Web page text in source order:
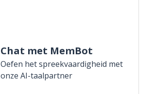
Chat met MemBot
Oefen het spreekvaardigheid met
onze AI-taalpartner